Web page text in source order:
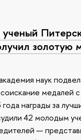
золотую
наук
соискание медалей
награды за
42 молодым
—